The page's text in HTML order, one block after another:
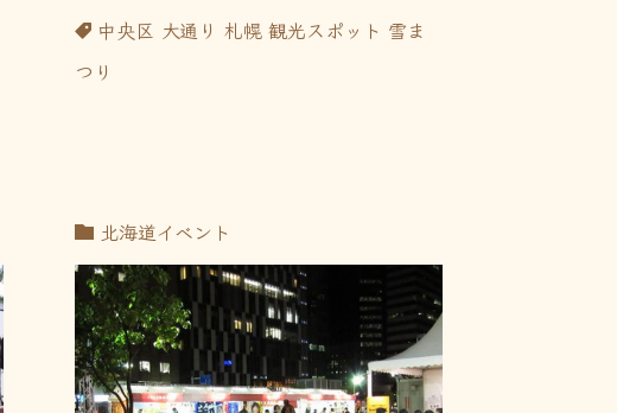
中央区 大通り 札幌 観光スポット 雪ま
つり
北海道イベント